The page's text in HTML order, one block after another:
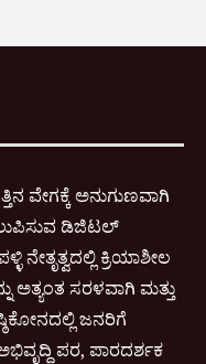
ವೇಗಕ್ಕೆ ಅನುಗುಣವಾಗಿ
ಡಿಜಿಟಲ್
ನೇತೃತ್ವದಲ್ಲಿ ಕ್ರಿಯಾಶೀಲ
ಅತ್ಯಂತ ಸರಳವಾಗಿ ಮತ್ತು
ಜನರಿಗೆ
ಪರ, ಪಾರದರ್ಶಕ